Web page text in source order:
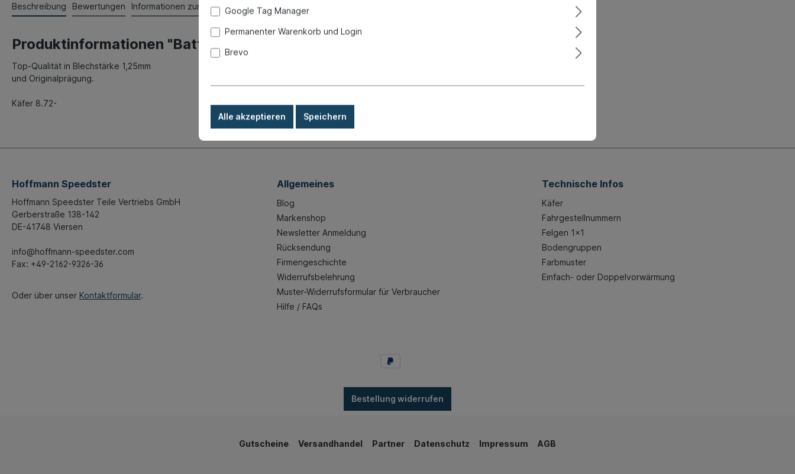
Beschreibung Bewertungen Informationen zur Produktsicherheit
Produktinformationen "Batterieboden, 8.72-, Top-Qualität"
Top-Qualität in Blechstärke 1,25mm
und Originalprägung.
Käfer 8.72-
Hoffmann Speedster
Hoffmann Speedster Teile Vertriebs GmbH
Gerberstraße 138-142
DE-41748 Viersen
info@hoffmann-speedster.com
Fax: +49-2162-9326-36
Oder über unser Kontaktformular.
Allgemeines
Blog
Markenshop
Newsletter Anmeldung
Rücksendung
Firmengeschichte
Widerrufsbelehrung
Muster-Widerrufsformular für Verbraucher
Hilfe / FAQs
Technische Infos
Käfer
Fahrgestellnummern
Felgen 1x1
Bodengruppen
Farbmuster
Einfach- oder Doppelvorwärmung
Bestellung widerrufen
Gutscheine Versandhandel Partner Datenschutz Impressum AGB
Google Tag Manager
Permanenter Warenkorb und Login
Brevo
Alle akzeptieren Speichern